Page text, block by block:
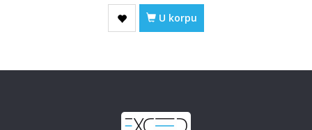
U korpu